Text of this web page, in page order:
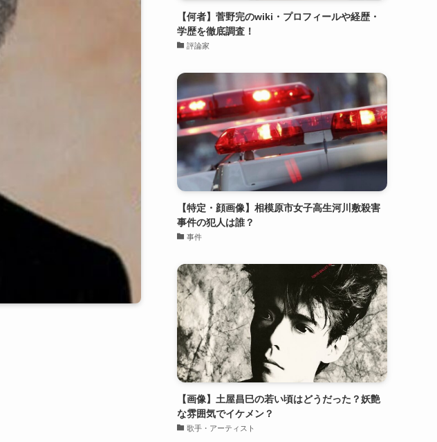
【何者】菅野完のwiki・プロフィールや経歴・
学歴を徹底調査！
評論家
【特定・顔画像】相模原市女子高生河川敷殺害
事件の犯人は誰？
事件
【画像】土屋昌巳の若い頃はどうだった？妖艶
な雰囲気でイケメン？
歌手・アーティスト